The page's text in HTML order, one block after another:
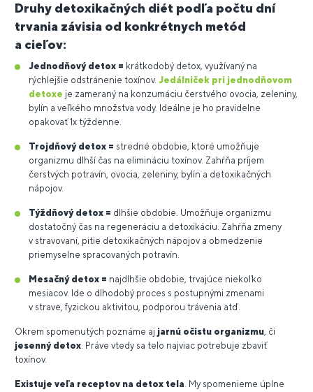
Druhy detoxikačných diét podľa počtu dní
trvania závisia od konkrétnych metód
a cieľov:
Jednodňový detox = krátkodobý detox, využívaný na
rýchlejšie odstránenie toxínov. Jedálniček pri jednodňovom
detoxe je zameraný na konzumáciu čerstvého ovocia, zeleniny,
bylín a veľkého množstva vody. Ideálne je ho pravidelne
opakovať 1x týždenne.
Trojdňový detox = stredné obdobie, ktoré umožňuje
organizmu dlhší čas na elimináciu toxínov. Zahŕňa príjem
čerstvých potravín, ovocia, zeleniny, bylín a detoxikačných
nápojov.
Týždňový detox = dlhšie obdobie. Umožňuje organizmu
dostatočný čas na regeneráciu a detoxikáciu. Zahŕňa zmeny
v stravovaní, pitie detoxikačných nápojov a obmedzenie
priemyselne spracovaných potravín.
Mesačný detox = najdlhšie obdobie, trvajúce niekoľko
mesiacov. Ide o dlhodobý proces s postupnými zmenami
v strave, fyzickou aktivitou, podporou trávenia atď.
Okrem spomenutých poznáme aj jarnú očistu organizmu, či
jesenný detox. Práve vtedy sa telo najviac potrebuje zbaviť
toxínov.
Existuje veľa receptov na detox tela. My spomenieme úplne